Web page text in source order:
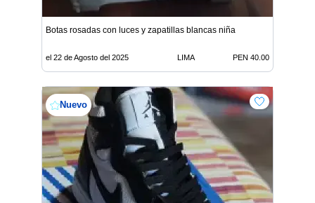
Botas rosadas con luces y zapatillas blancas niña
el 22 de Agosto del 2025 LIMA PEN 40.00
Nuevo